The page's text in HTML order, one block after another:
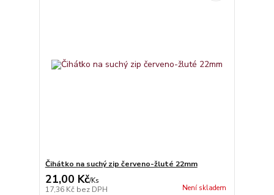
Čihátko na suchý zip červeno-žluté 22mm
21,00 Kč/Ks
17,36 Kč bez DPH Není skladem